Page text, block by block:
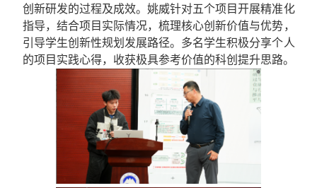
创新研发的过程及成效。姚威针对五个项目开展精准化
指导，结合项目实际情况，梳理核心创新价值与优势，
引导学生创新性规划发展路径。多名学生积极分享个人
的项目实践心得，收获极具参考价值的科创提升思路。